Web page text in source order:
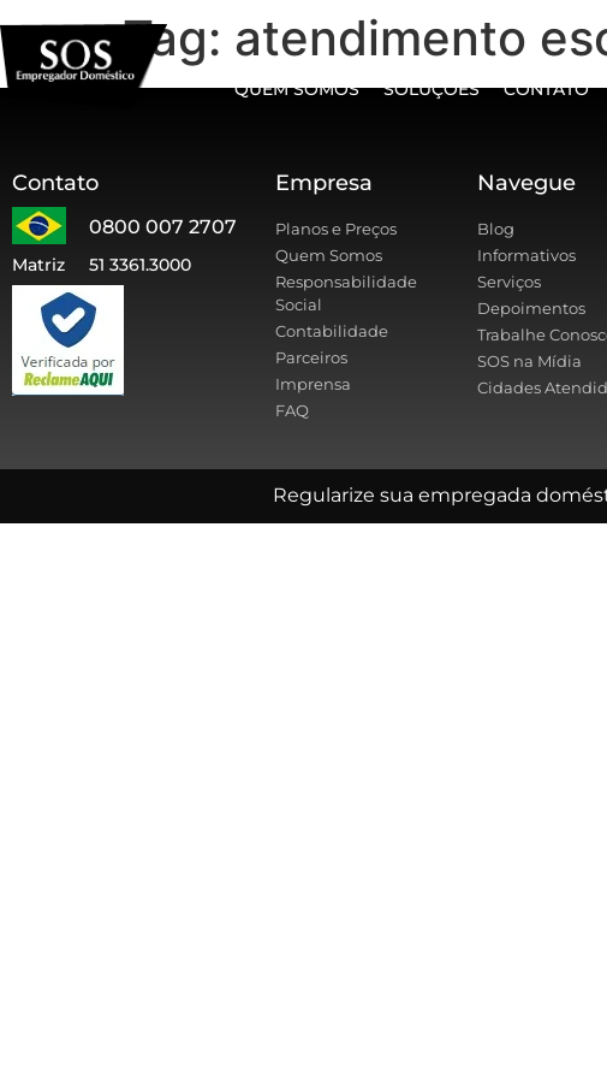
QUEM SOMOS SOLUÇÕES CONTATO
Tag: atendimento
Contato
0800 007 2707
Matriz 51 3361.3000
Empresa
Planos e Preços
Quem Somos
Responsabilidade
Social
Contabilidade
Parceiros
Imprensa
FAQ
Navegue
Blog
Informativos
Serviços
Depoimentos
Trabalhe
SOS na Mídia
Cidades
Regularize sua empregada